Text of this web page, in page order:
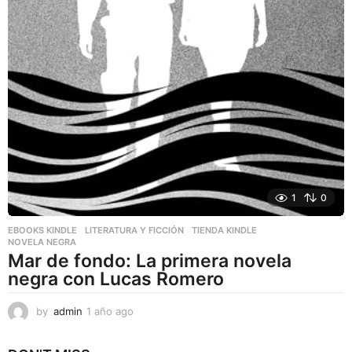
1 0
EBOOKS KINDLE ,LITERATURA Y FICCIÓN ,TIENDA KINDLE
NOVELA NEGRA
Mar de fondo: La primera novela
negra con Lucas Romero
by admin 1 año ago